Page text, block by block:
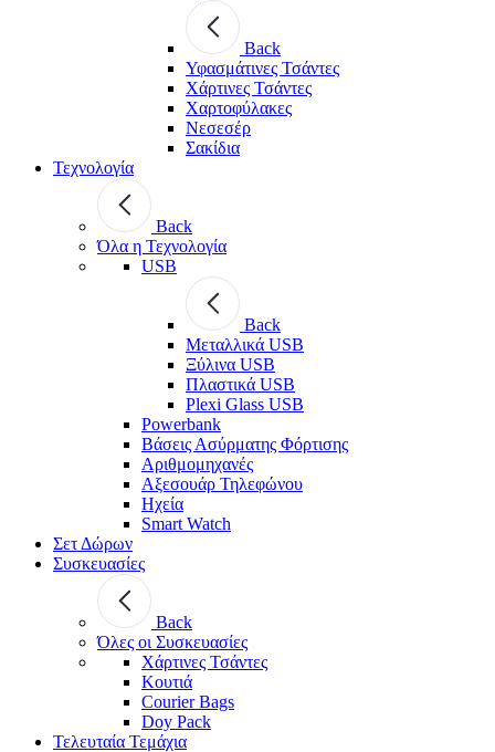
Back
Υφασμάτινες Τσάντες
Χάρτινες Τσάντες
Χαρτοφύλακες
Νεσεσέρ
Σακίδια
Τεχνολογία
Back
Όλα η Τεχνολογία
USB
Back
Μεταλλικά USB
Ξύλινα USB
Πλαστικά USB
Plexi Glass USB
Powerbank
Βάσεις Ασύρματης Φόρτισης
Αριθμομηχανές
Αξεσουάρ Τηλεφώνου
Ηχεία
Smart Watch
Σετ Δώρων
Συσκευασίες
Back
Όλες οι Συσκευασίες
Χάρτινες Τσάντες
Κουτιά
Courier Bags
Doy Pack
Τελευταία Τεμάχια